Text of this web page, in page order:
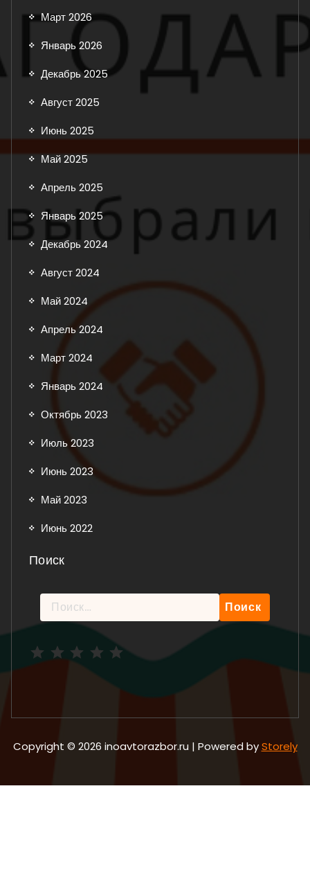
Март 2026
Январь 2026
Декабрь 2025
Август 2025
Июнь 2025
Май 2025
Апрель 2025
Январь 2025
Декабрь 2024
Август 2024
Май 2024
Апрель 2024
Март 2024
Январь 2024
Октябрь 2023
Июль 2023
Июнь 2023
Май 2023
Июнь 2022
Поиск
Найти:
Copyright © 2026 inoavtorazbor.ru | Powered byStorely